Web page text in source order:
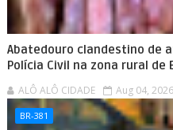
Abatedouro clandestino de
Polícia Civil na zona rural de
ALÔ ALÔ CIDADE Aug 04, 2026
BR-381